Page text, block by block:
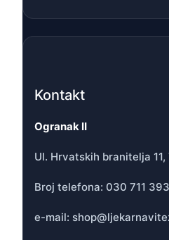
Kontakt
Ogranak II
Ul. Hrvatskih branitelja
Broj telefona: 030 711 393
e-mail: